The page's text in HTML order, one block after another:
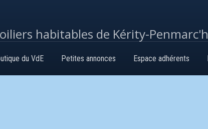
habitables de Kérity-Penmarc'h
du VdE Petites annonces Espace adhérents